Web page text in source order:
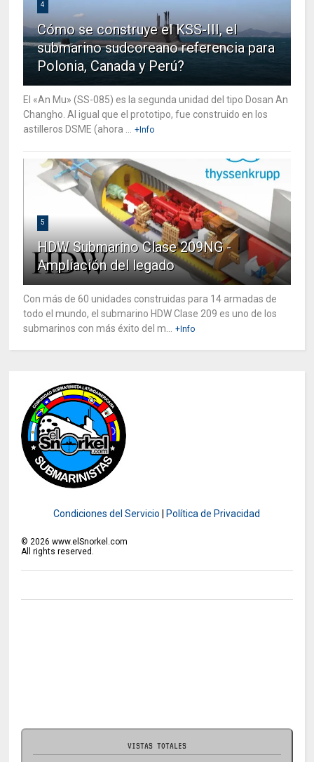
4
Cómo se construye el KSS-III, el
submarino sudcoreano referencia para
Polonia, Canada y Perú?
El «An Mu» (SS-085) es la segunda unidad del tipo Dosan An
Changho. Al igual que el prototipo, fue construido en los
astilleros DSME (ahora ... +Info
5
HDW Submarino Clase 209NG -
Ampliación del legado
Con más de 60 unidades construidas para 14 armadas de
todo el mundo, el submarino HDW Clase 209 es uno de los
submarinos con más éxito del m... +Info
Condiciones del Servicio Política de Privacidad
©2026 www.elSnorkel.com
All rights reserved.
VISTAS TOTALES